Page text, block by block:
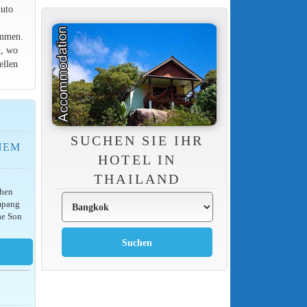
wo
Son
SUCHEN SIE IHR
HOTEL IN
THAILAND